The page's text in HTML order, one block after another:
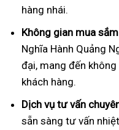
hàng nhái.
Không gian mua
Nghĩa Hành Quảng
đại, mang đến
khách hàng.
Dịch vụ tư vấn
sẵn sàng tư vấn